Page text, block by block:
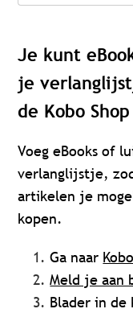
Je kunt
je
de Kobo
Voeg eBooks of
verlanglijstje,
artikelen je
kopen.
Ga naar
Meld je aan
Blader in de